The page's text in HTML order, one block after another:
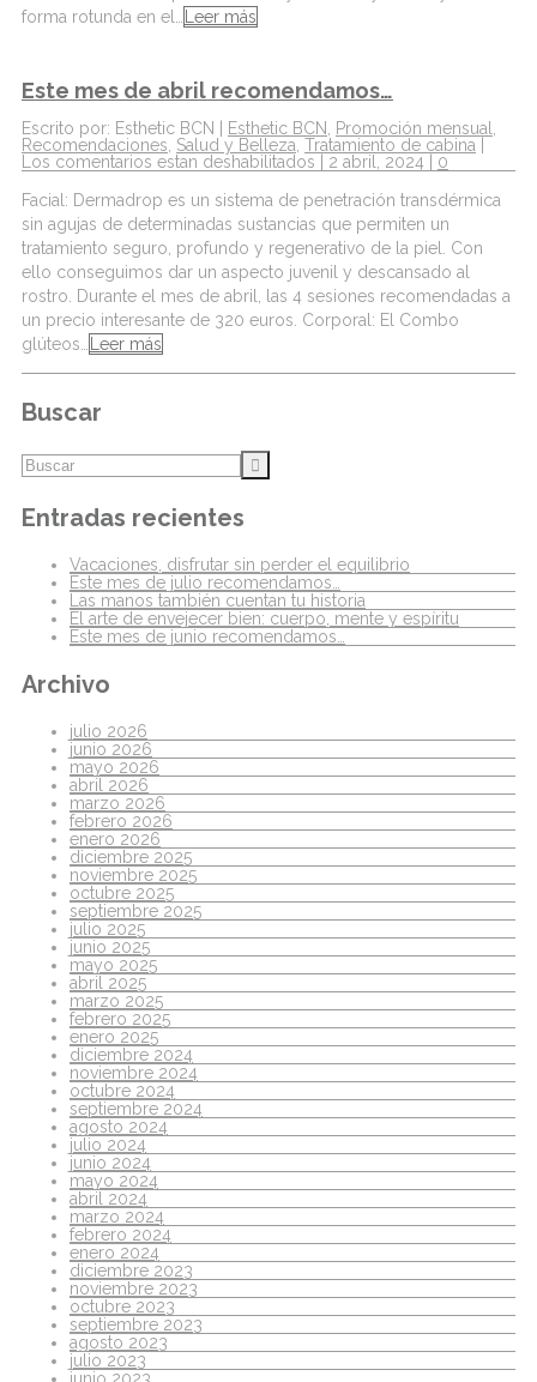
forma rotunda en el…
Leer más
Este mes de abril recomendamos…
Escrito por: Esthetic BCN | Esthetic BCN Promoción mensual
Recomendaciones Salud y Belleza Tratamiento de cabina
Los comentarios estan deshabilitados | 2 abril, 2024 | 0
Facial: Dermadrop es un sistema de penetración transdérmica
sin agujas de determinadas sustancias que permiten un
tratamiento seguro, profundo y regenerativo de la piel. Con
ello conseguimos dar un aspecto juvenil y descansado al
rostro. Durante el mes de abril, las 4 sesiones recomendadas a
un precio interesante de 320 euros. Corporal: El Combo
glúteos…
Leer más
Buscar
Entradas recientes
Vacaciones, disfrutar sin perder el equilibrio
Este mes de julio recomendamos…
Las manos también cuentan tu historia
El arte de envejecer bien: cuerpo, mente y espíritu
Este mes de junio recomendamos…
Archivo
julio 2026
junio 2026
mayo 2026
abril 2026
marzo 2026
febrero 2026
enero 2026
diciembre 2025
noviembre 2025
octubre 2025
septiembre 2025
julio 2025
junio 2025
mayo 2025
abril 2025
marzo 2025
febrero 2025
enero 2025
diciembre 2024
noviembre 2024
octubre 2024
septiembre 2024
agosto 2024
julio 2024
junio 2024
mayo 2024
abril 2024
marzo 2024
febrero 2024
enero 2024
diciembre 2023
noviembre 2023
octubre 2023
septiembre 2023
agosto 2023
julio 2023
junio 2023